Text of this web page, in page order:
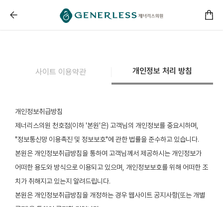
제너리스의원 천호점 │천호피부과│강동구피부과 :: 개인
사이트 이용약관 개인정보 처리 방침